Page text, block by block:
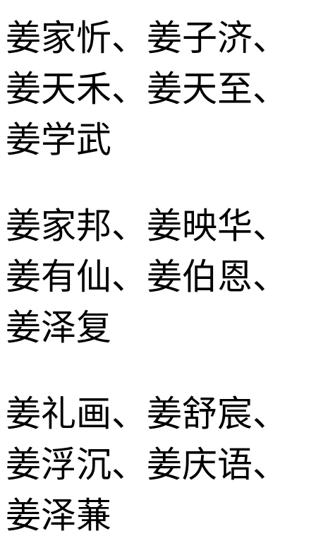
姜家忻、姜子济、
姜天禾、姜天至、
姜学武
姜家邦、姜映华、
姜有仙、姜伯恩、
姜泽复
姜礼画、姜舒宸、
姜浮沉、姜庆语、
姜泽蒹